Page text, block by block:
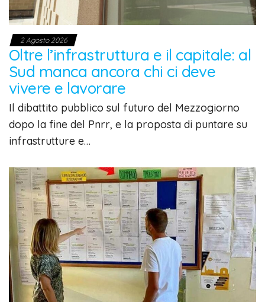
2 Agosto 2026
Oltre l’infrastruttura e il capitale: al
Sud manca ancora chi ci deve
vivere e lavorare
Il dibattito pubblico sul futuro del Mezzogiorno
dopo la fine del Pnrr, e la proposta di puntare su
infrastrutture e…